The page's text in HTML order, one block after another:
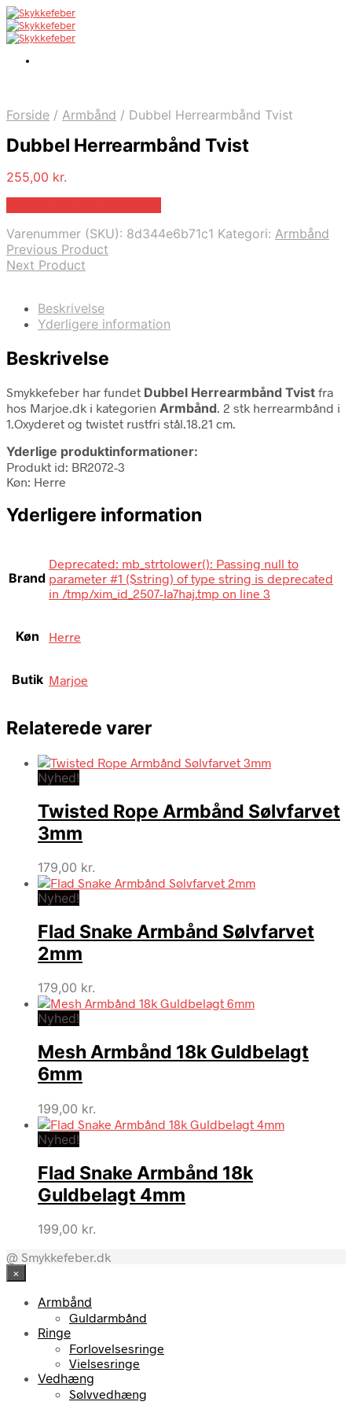
Forside / Armbånd / Dubbel Herrearmbånd Tvist
Dubbel Herrearmbånd Tvist
255,00 kr.
Varenummer (SKU): 8d344e6b71c1 Kategori: Armbånd
Previous Product
Next Product
Beskrivelse
Yderligere information
Beskrivelse
Smykkefeber har fundet Dubbel Herrearmbånd Tvist fra
hos Marjoe.dk i kategorien Armbånd. 2 stk herrearmbånd i
1.Oxyderet og twistet rustfri stål.18.21 cm.
Yderlige produktinformationer:
Produkt id: BR2072-3
Køn: Herre
Yderligere information
Brand
Deprecated: mb_strtolower(): Passing null to
parameter #1 ($string) of type string is deprecated
in /tmp/xim_id_2507-Ia7haj.tmp on line 3
Køn Herre
Butik Marjoe
Relaterede varer
Nyhed!
Twisted Rope Armbånd Sølvfarvet
3mm
179,00 kr.
Nyhed!
Flad Snake Armbånd Sølvfarvet
2mm
179,00 kr.
Nyhed!
Mesh Armbånd 18k Guldbelagt
6mm
199,00 kr.
Nyhed!
Flad Snake Armbånd 18k
Guldbelagt 4mm
199,00 kr.
@ Smykkefeber.dk
×
Armbånd
Guldarmbånd
Ringe
Forlovelsesringe
Vielsesringe
Vedhæng
Sølvvedhæng